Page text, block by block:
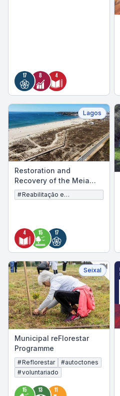
Lagos
Restoration and
Recovery of the Meia
Praia Dune System
#Reabilitação e
Seixal
Municipal reFlorestar
Programme
#Reflorestar #autoctones
#voluntariado